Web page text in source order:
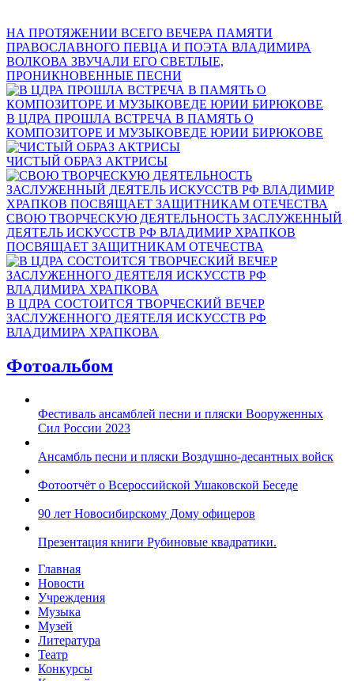
НА ПРОТЯЖЕНИИ ВСЕГО ВЕЧЕРА ПАМЯТИ
ПРАВОСЛАВНОГО ПЕВЦА И ПОЭТА ВЛАДИМИРА
ВОЛКОВА ЗВУЧАЛИ ЕГО СВЕТЛЫЕ,
ПРОНИКНОВЕННЫЕ ПЕСНИ
В ЦДРА ПРОШЛА ВСТРЕЧА В ПАМЯТЬ О
КОМПОЗИТОРЕ И МУЗЫКОВЕДЕ ЮРИИ БИРЮКОВЕ
ЧИСТЫЙ ОБРАЗ АКТРИСЫ
СВОЮ ТВОРЧЕСКУЮ ДЕЯТЕЛЬНОСТЬ ЗАСЛУЖЕННЫЙ
ДЕЯТЕЛЬ ИСКУССТВ РФ ВЛАДИМИР ХРАПКОВ
ПОСВЯЩАЕТ ЗАЩИТНИКАМ ОТЕЧЕСТВА
В ЦДРА СОСТОИТСЯ ТВОРЧЕСКИЙ ВЕЧЕР
ЗАСЛУЖЕННОГО ДЕЯТЕЛЯ ИСКУССТВ РФ
ВЛАДИМИРА ХРАПКОВА
Фотоальбом
Фестиваль ансамблей песни и пляски Вооруженных
Сил России 2023
Ансамбль песни и пляски Воздушно-десантных войск
Фотоотчёт о Всероссийской Ушаковской Беседе
90 лет Новосибирскому Дому офицеров
Презентация книги Рубиновые квадратики.
Главная
Новости
Учреждения
Музыка
Музей
Литература
Театр
Конкурсы